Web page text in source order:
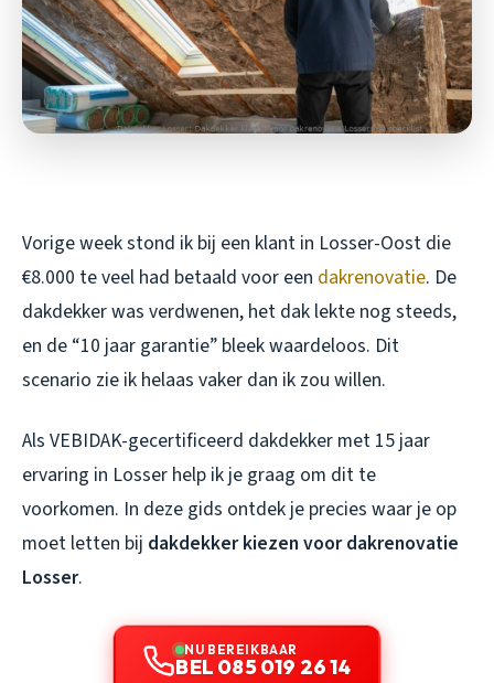
Vorige week stond ik bij een klant in Losser-Oost die
€8.000 te veel had betaald voor een dakrenovatie. De
dakdekker was verdwenen, het dak lekte nog steeds,
en de “10 jaar garantie” bleek waardeloos. Dit
scenario zie ik helaas vaker dan ik zou willen.
Als VEBIDAK-gecertificeerd dakdekker met 15 jaar
ervaring in Losser help ik je graag om dit te
voorkomen. In deze gids ontdek je precies waar je op
moet letten bij dakdekker kiezen voor dakrenovatie
Losser.
NU BEREIKBAAR
BEL 085 019 26 14